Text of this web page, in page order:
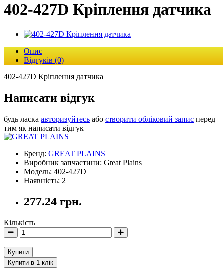
402-427D Кріплення датчика
Опис
Відгуків (0)
402-427D Кріплення датчика
Написати відгук
будь ласка авторизуйтесь або створити обліковий запис перед
тим як написати відгук
Бренд: GREAT PLAINS
Виробник запчастини: Great Plains
Модель: 402-427D
Наявність: 2
277.24 грн.
Кількість
Купити
Купити в 1 клік